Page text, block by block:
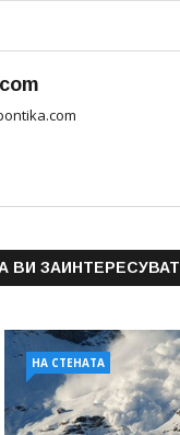
ВИ ЗАИНТЕРЕСУВАТ
НА СТЕНАТА